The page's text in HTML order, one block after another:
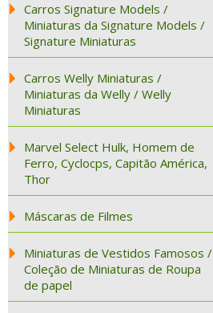
Carros Signature Models /
Miniaturas da Signature Models /
Signature Miniaturas
Carros Welly Miniaturas /
Miniaturas da Welly / Welly
Miniaturas
Marvel Select Hulk, Homem de
Ferro, Cyclocps, Capitão América,
Thor
Máscaras de Filmes
Miniaturas de Vestidos Famosos /
Coleção de Miniaturas de Roupa
de papel